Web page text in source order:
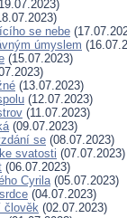
se nebe
úmyslem
(15.07.2023)
(13.07.2023)
(12.07.2023)
(11.07.2023)
(09.07.2023)
se (08.07.2023)
svatosti (07.07.2023)
(06.07.2023)
Cyrila(05.07.2023)
(04.07.2023)
člověk (02.07.2023)